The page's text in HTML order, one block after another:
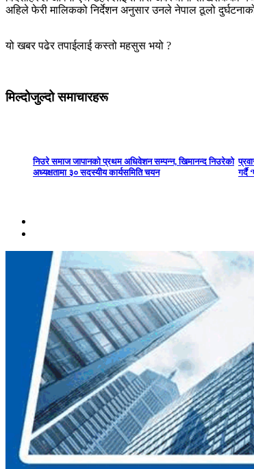
अहिले फेरी मालिकको निर्देशन अनुसार उनले नेपाल ठूलो
यो खबर पढेर तपाईलाई कस्तो महसुस भयो ?
मिल्दोजुल्दो समाचारहरू
निउरे समाज जापानको प्रथम अधिवेशन सम्पन्न, खिमानन्द निउरेको
अध्यक्षतामा ३० सदस्यीय कार्यसमिति चयन
गर्दै